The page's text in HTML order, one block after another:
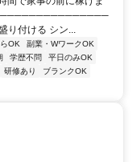
＊───────────────
り付ける シン...
OK
副業・WワークOK
学歴不問
平日のみOK
研修あり
ブランクOK